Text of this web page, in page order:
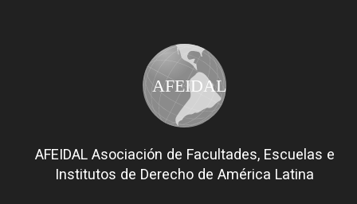
AFEIDAL
AFEIDAL Asociación de Facultades, Escuelas e
Institutos de Derecho de América Latina